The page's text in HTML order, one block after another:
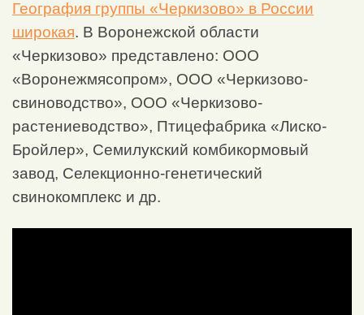
География группы «Черкизово» в России
широкая. В Воронежской области
«Черкизово» представлено: ООО
«Воронежмясопром», ООО «Черкизово-
свиноводство», ООО «Черкизово-
растениеводство», Птицефабрика «Лиско-
Бройлер», Семилукский комбикормовый
завод, Селекционно-генетический
свинокомплекс и др.